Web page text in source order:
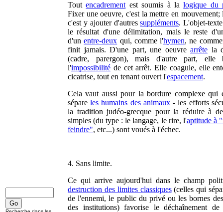
Toutencadrement est soumis à lalogique du
Fixer une oeuvre, c'est la mettre en mouvement;
c'est y ajouter d'autressuppléments. L'objet-
le résultat d'une délimitation, mais le reste
d'unentre-deux qui, comme l'hymen, ne
finit jamais. D'une part, une oeuvre arrête la
(cadre, parergon), mais d'autre part, elle
l'impossibilité de cet arrêt. Elle coagule, elle
cicatrise, tout en tenant ouvert l'espacement.
Cela vaut aussi pour la bordure complexe qui
sépareles humains des animaux- les efforts
la tradition judéo-grecque pour la réduire à
simples (du type : le langage, le rire, l'aptitude à
feindre", etc...) sont voués à l'échec.
4. Sans limite.
Ce qui arrive aujourd'hui dans le champ
destruction des limites classiques(celles qui
de l'ennemi, le public du privé ou les bornes
des institutions) favorise le déchaînement de